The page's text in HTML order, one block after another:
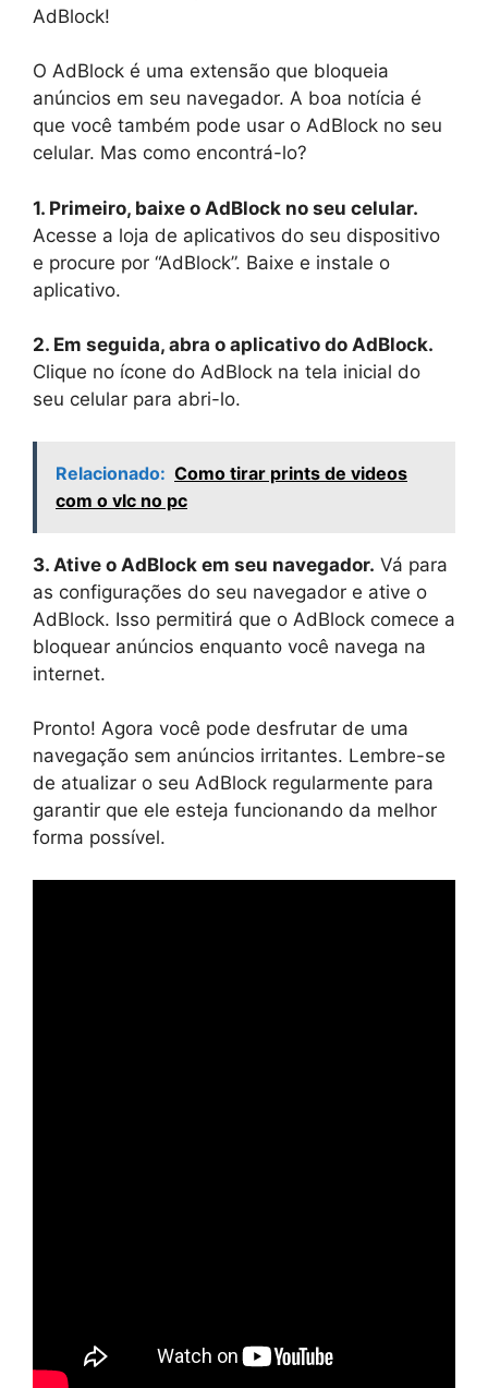
AdBlock!
O AdBlock é uma extensão que bloqueia
anúncios em seu navegador. A boa notícia é
que você também pode usar o AdBlock no seu
celular. Mas como encontrá-lo?
1. Primeiro, baixe o AdBlock no seu celular.
Acesse a loja de aplicativos do seu dispositivo
e procure por “AdBlock”. Baixe e instale o
aplicativo.
2. Em seguida, abra o aplicativo do AdBlock.
Clique no ícone do AdBlock na tela inicial do
seu celular para abri-lo.
Relacionado: Como tirar prints de videos
com o vlc no pc
3. Ative o AdBlock em seu navegador. Vá para
as configurações do seu navegador e ative o
AdBlock. Isso permitirá que o AdBlock comece a
bloquear anúncios enquanto você navega na
internet.
Pronto! Agora você pode desfrutar de uma
navegação sem anúncios irritantes. Lembre-se
de atualizar o seu AdBlock regularmente para
garantir que ele esteja funcionando da melhor
forma possível.